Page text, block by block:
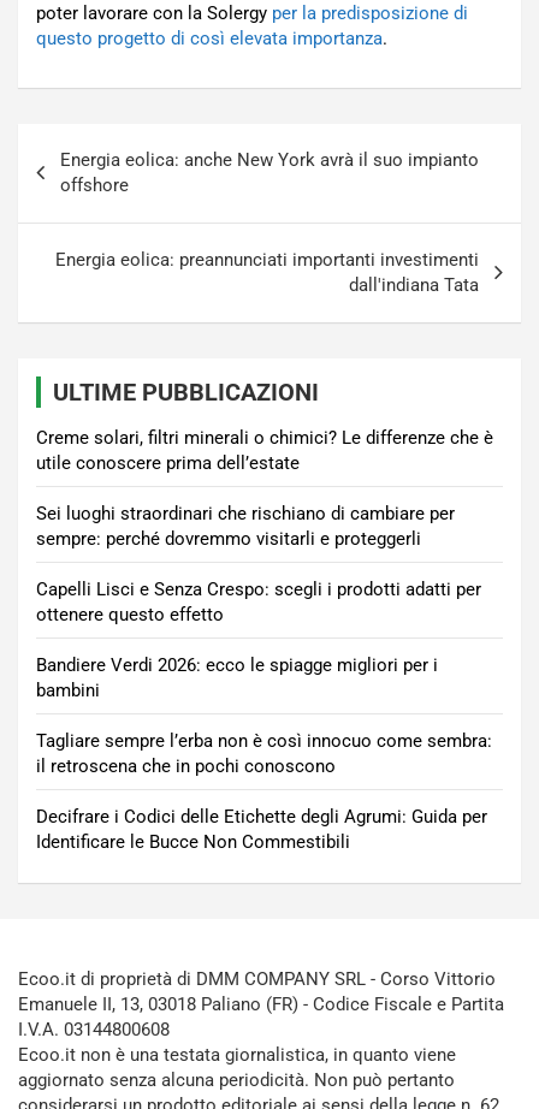
poter lavorare con la Solergy per la predisposizione di
questo progetto di così elevata importanza.
articoli
Energia eolica: anche New York avrà il suo impianto
offshore
Energia eolica: preannunciati importanti investimenti
dall'indiana Tata
ULTIME PUBBLICAZIONI
Creme solari, filtri minerali o chimici? Le differenze che è
utile conoscere prima dell’estate
Sei luoghi straordinari che rischiano di cambiare per
sempre: perché dovremmo visitarli e proteggerli
Capelli Lisci e Senza Crespo: scegli i prodotti adatti per
ottenere questo effetto
Bandiere Verdi 2026: ecco le spiagge migliori per i
bambini
Tagliare sempre l’erba non è così innocuo come sembra:
il retroscena che in pochi conoscono
Decifrare i Codici delle Etichette degli Agrumi: Guida per
Identificare le Bucce Non Commestibili
Ecoo.it di proprietà di DMM COMPANY SRL - Corso Vittorio
Emanuele II, 13, 03018 Paliano (FR) - Codice Fiscale e Partita
I.V.A. 03144800608
Ecoo.it non è una testata giornalistica, in quanto viene
aggiornato senza alcuna periodicità. Non può pertanto